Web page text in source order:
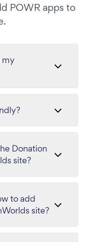
POWR apps to
my
Donation
site?
to add
site?